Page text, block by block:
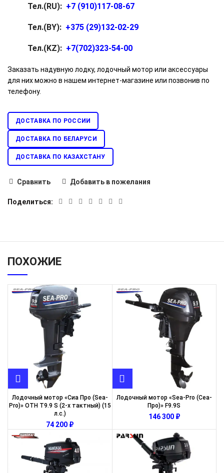
Тел.(RU): +7 (910)117-08-67
Тел.(BY): +375 (29)132-02-29
Тел.(KZ): +7(702)323-54-00
Заказать надувную лодку, лодочный мотор или аксессуары
для них можно в нашем интернет-магазине или позвонив по
телефону.
ДОСТАВКА ПО РОССИИ
ДОСТАВКА ПО БЕЛАРУСИ
ДОСТАВКА ПО КАЗАХСТАНУ
Сравнить Добавить в пожелания
Поделиться
ПОХОЖИЕ
Лодочный мотор «Сиа Про (Sea-
Pro)» OTH Т9.9 S (2-х тактный) (15
л.с.)
₽
Лодочный мотор «Sea-Pro (Сеа-
Про)» F9.9S
₽